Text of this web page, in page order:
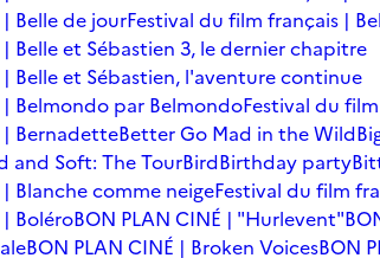
Belle de jourFestival du film français |
Belle et Sébastien 3, le dernier chapitre
Belle et Sébastien, l'aventure continue
Belmondo par BelmondoFestival du
| BernadetteBetter Go Mad in the Wild
and Soft: The TourBirdBirthday party
Blanche comme neigeFestival du film
BoléroBON PLAN CINÉ | "Hurlevent"
BON PLAN CINÉ | Broken VoicesBON